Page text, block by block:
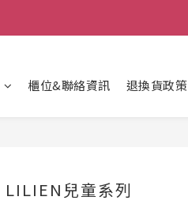
櫃位&聯絡資訊 退換貨政策
LILIEN兒童系列